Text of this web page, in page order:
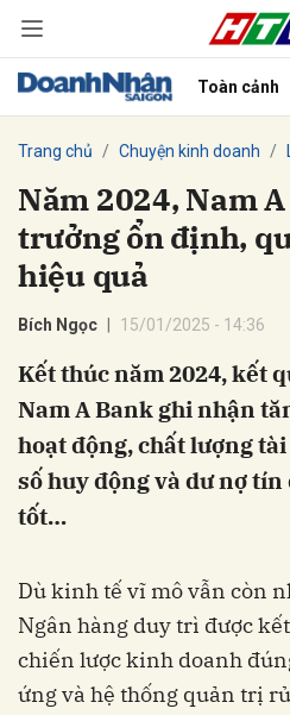
Toàn cảnh
Trang chủ Chuyện kinh doanh
Năm 2024, Nam
trưởng ổn định,
hiệu quả
Bích Ngọc 15/01/2025 - 14:36
Kết thúc năm 2024, kết
Nam A Bank ghi nhận
hoạt động, chất lượng
số huy động và dư nợ
tốt…
Dù kinh tế vĩ mô vẫn còn
Ngân hàng duy trì được
chiến lược kinh doanh
ứng và hệ thống quản trị